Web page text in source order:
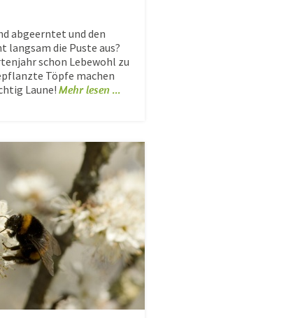
abgeerntet und den
langsam die Puste aus?
schon Lebewohl zu
Töpfe machen
Laune! Mehr lesen ...